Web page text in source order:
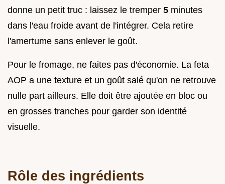
donne un petit truc : laissez le tremper 5 minutes
dans l'eau froide avant de l'intégrer. Cela retire
l'amertume sans enlever le goût.
Pour le fromage, ne faites pas d'économie. La feta
AOP a une texture et un goût salé qu'on ne retrouve
nulle part ailleurs. Elle doit être ajoutée en bloc ou
en grosses tranches pour garder son identité
visuelle.
Rôle des ingrédients